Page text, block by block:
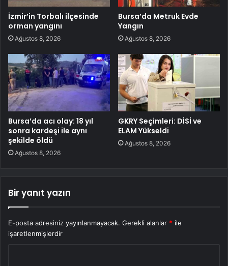
İzmir’in Torbalı ilçesinde
orman yangını
Ağustos 8, 2026
Bursa’da Metruk Evde
Yangın
Ağustos 8, 2026
Bursa’da acı olay: 18 yıl
sonra kardeşi ile aynı
şekilde öldü
Ağustos 8, 2026
GKRY Seçimleri: DİSİ ve
ELAM Yükseldi
Ağustos 8, 2026
Bir yanıt yazın
E-posta adresiniz yayınlanmayacak. Gerekli alanlar * ile
işaretlenmişlerdir